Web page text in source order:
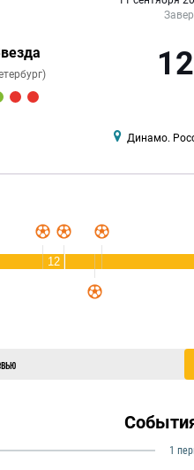
Динамо.
12
1